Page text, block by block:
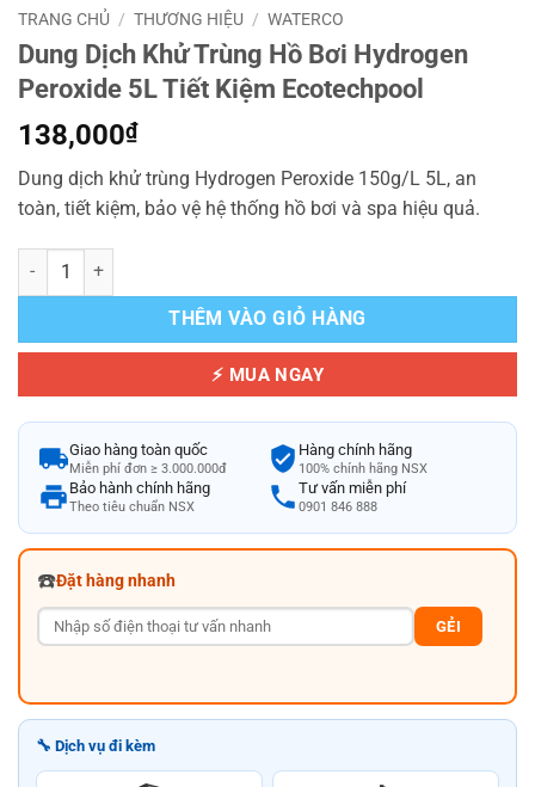
TRANG CHỦ / THƯƠNG HIỆU / WATERCO
Dung Dịch Khử Trùng Hồ Bơi Hydrogen
Peroxide 5L Tiết Kiệm Ecotechpool
138,000₫
Dung dịch khử trùng Hydrogen Peroxide 150g/L 5L, an
toàn, tiết kiệm, bảo vệ hệ thống hồ bơi và spa hiệu quả.
Dung Dịch Khử Trùng Hồ Bơi Hydrogen Peroxide 5L Tiết Kiệm
THÊM VÀO GIỎ HÀNG
⚡ MUA NGAY
Giao hàng toàn quốc
Miễn phí đơn ≥ 3.000.000đ
Hàng chính hãng
100% chính hãng NSX
Bảo hành chính hãng
Theo tiêu chuẩn NSX
Tư vấn miễn phí
0901 846 888
☎️Đặt hàng nhanh
GẺI
🔧 Dịch vụ đi kèm